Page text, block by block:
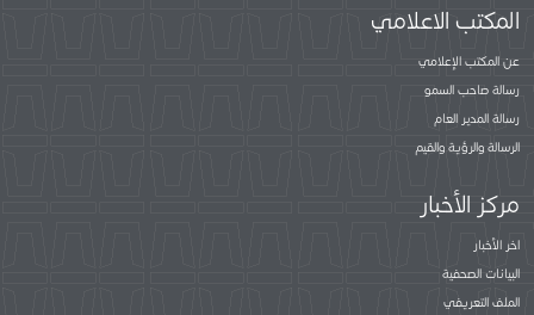
المكتب الاعلامي
عن المكتب الإعلامي
رسالة صاحب السمو
رسالة المدير العام
الرسالة والرؤية والقيم
مركز الأخبار
اخر الأخبار
البيانات الصحفية
الملف التعريفي